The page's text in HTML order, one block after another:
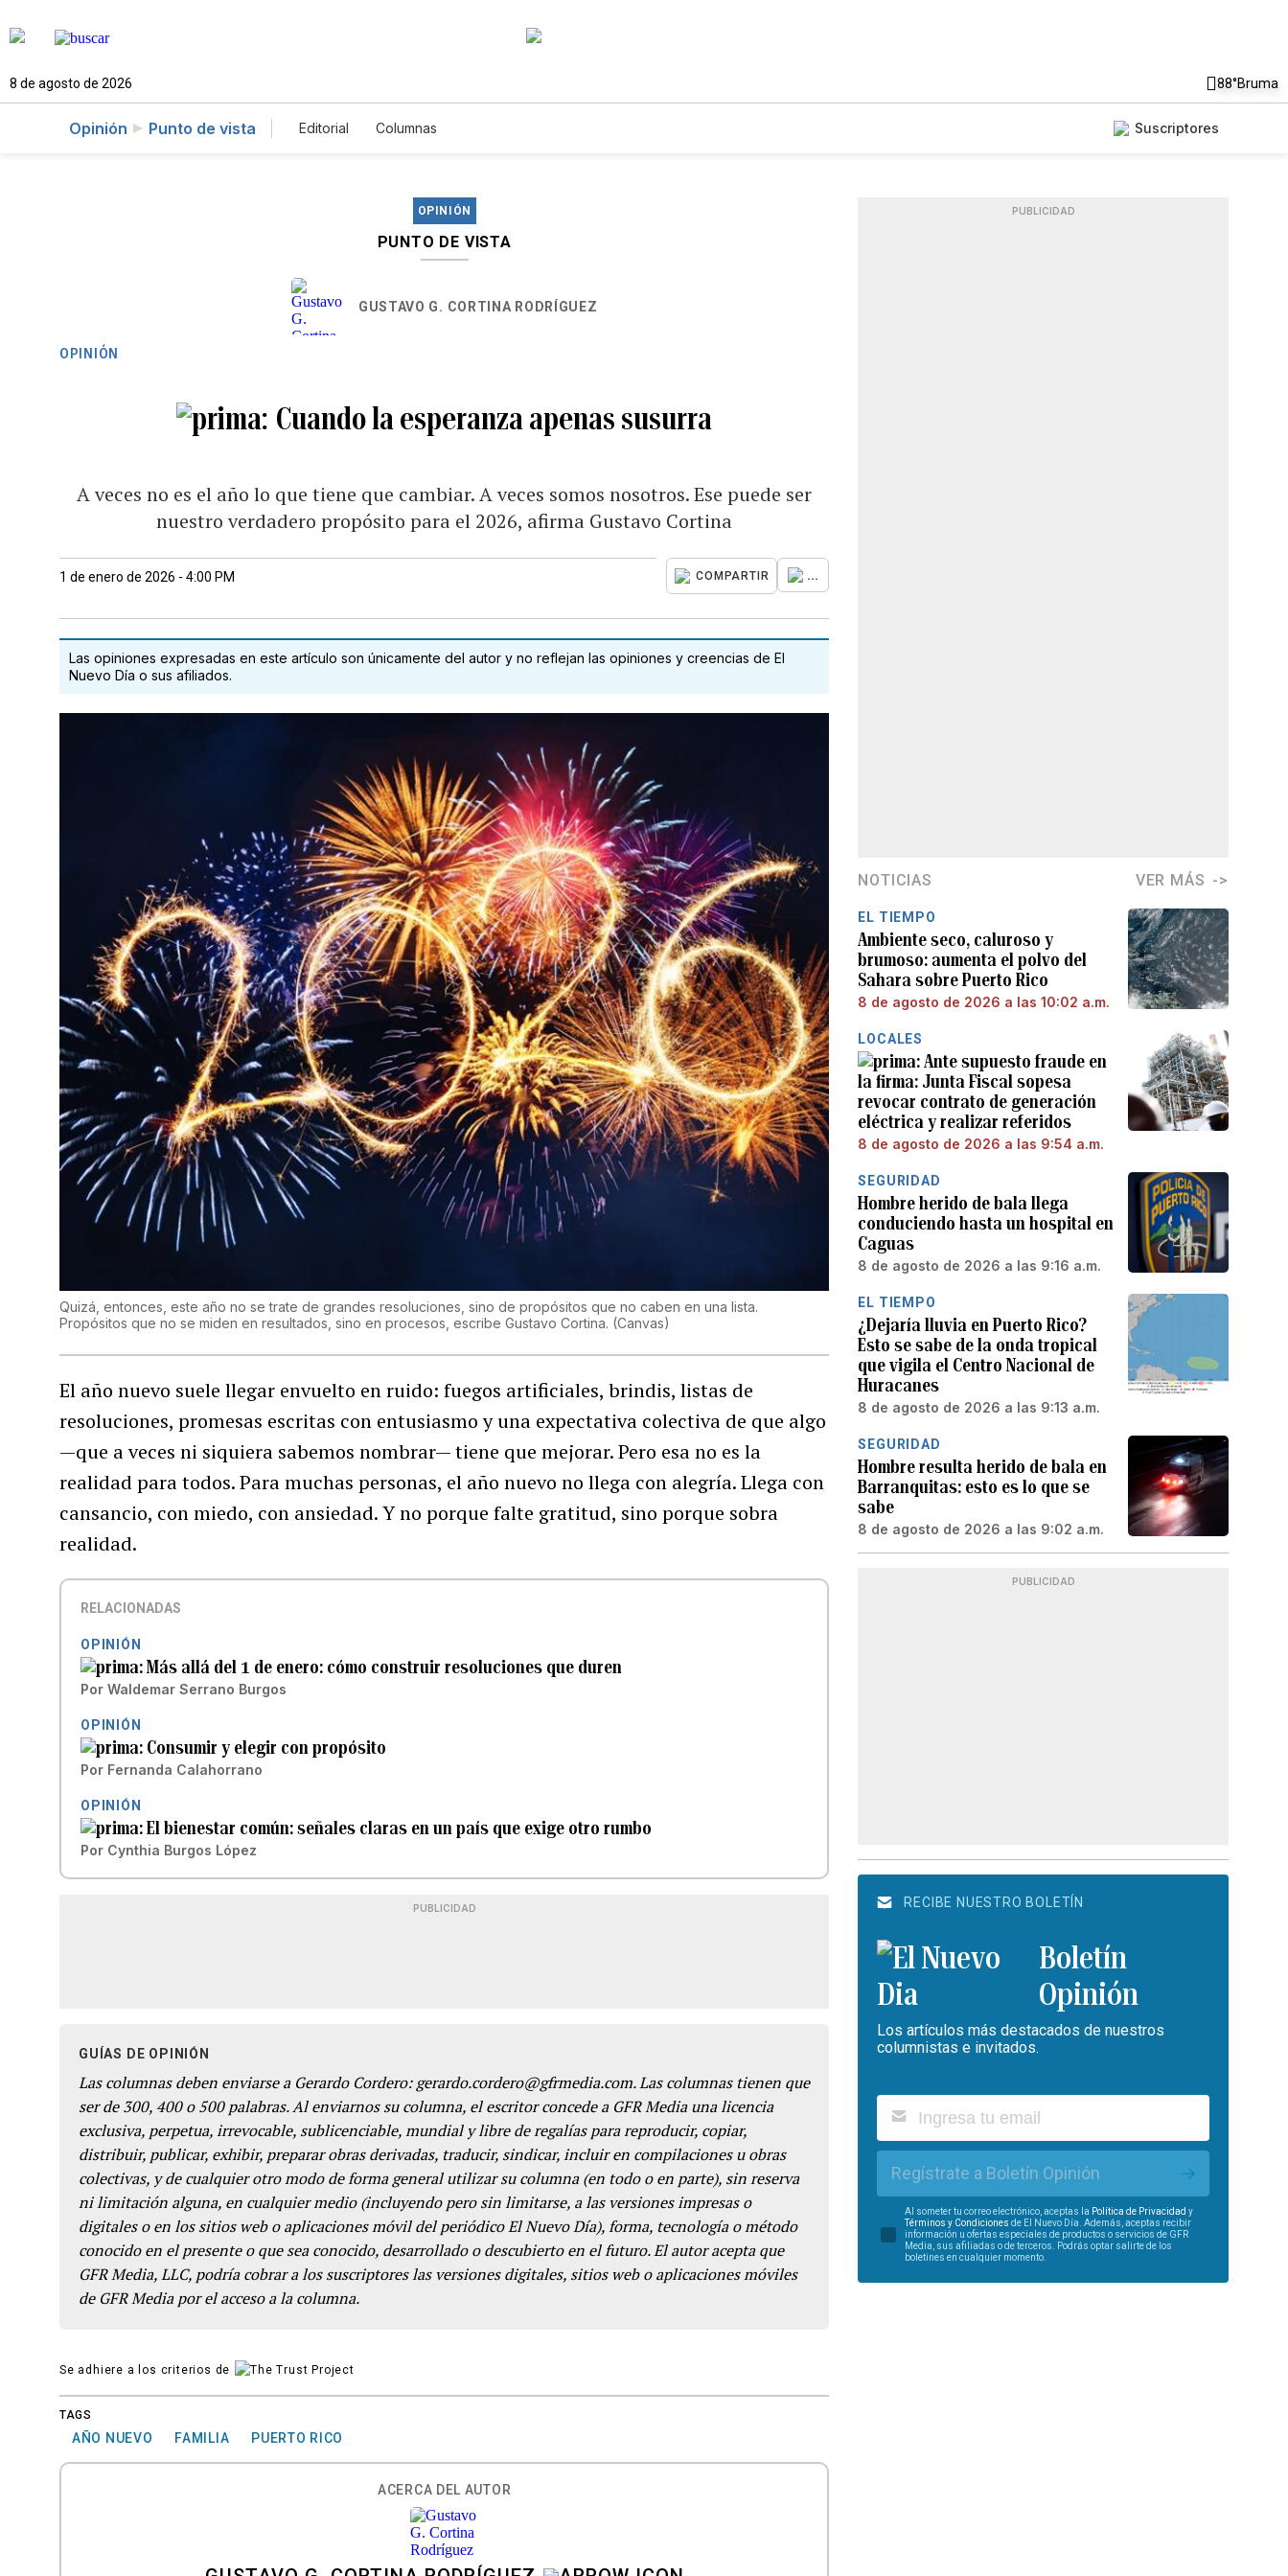
8 de agosto de 2026 88°Bruma
Opinión Punto de vista Editorial Columnas Suscriptores
OPINIÓN
PUNTO DE VISTA
GUSTAVO G. CORTINA RODRÍGUEZ
OPINIÓN
Cuando la esperanza apenas susurra
A veces no es el año lo que tiene que cambiar. A veces somos nosotros. Ese puede ser
nuestro verdadero propósito para el 2026, afirma Gustavo Cortina
1 de enero de 2026 - 4:00 PM COMPARTIR ...
Las opiniones expresadas en este artículo son únicamente del autor y no reflejan las opiniones y creencias de El
Nuevo Día o sus afiliados.
Quizá, entonces, este año no se trate de grandes resoluciones, sino de propósitos que no caben en una lista.
Propósitos que no se miden en resultados, sino en procesos, escribe Gustavo Cortina. (Canvas)
El año nuevo suele llegar envuelto en ruido: fuegos artificiales, brindis, listas de
resoluciones, promesas escritas con entusiasmo y una expectativa colectiva de que algo
—que a veces ni siquiera sabemos nombrar— tiene que mejorar. Pero esa no es la
realidad para todos. Para muchas personas, el año nuevo no llega con alegría. Llega con
cansancio, con miedo, con ansiedad. Y no porque falte gratitud, sino porque sobra
realidad.
RELACIONADAS
OPINIÓN
Más allá del 1 de enero: cómo construir resoluciones que duren
Por Waldemar Serrano Burgos
OPINIÓN
Consumir y elegir con propósito
Por Fernanda Calahorrano
OPINIÓN
El bienestar común: señales claras en un país que exige otro rumbo
Por Cynthia Burgos López
PUBLICIDAD
GUÍAS DE OPINIÓN
Las columnas deben enviarse a Gerardo Cordero: gerardo.cordero@gfrmedia.com. Las columnas tienen que
ser de 300, 400 o 500 palabras. Al enviarnos su columna, el escritor concede a GFR Media una licencia
exclusiva, perpetua, irrevocable, sublicenciable, mundial y libre de regalías para reproducir, copiar,
distribuir, publicar, exhibir, preparar obras derivadas, traducir, sindicar, incluir en compilaciones u obras
colectivas, y de cualquier otro modo de forma general utilizar su columna (en todo o en parte), sin reserva
ni limitación alguna, en cualquier medio (incluyendo pero sin limitarse, a las versiones impresas o
digitales o en los sitios web o aplicaciones móvil del periódico El Nuevo Día), forma, tecnología o método
conocido en el presente o que sea conocido, desarrollado o descubierto en el futuro. El autor acepta que
GFR Media, LLC, podría cobrar a los suscriptores las versiones digitales, sitios web o aplicaciones móviles
de GFR Media por el acceso a la columna.
Se adhiere a los criterios de
TAGS
AÑO NUEVO FAMILIA PUERTO RICO
ACERCA DEL AUTOR
PUBLICIDAD
NOTICIAS VER MÁS
EL TIEMPO
Ambiente seco, caluroso y
brumoso: aumenta el polvo del
Sahara sobre Puerto Rico
8 de agosto de 2026 a las 10:02 a.m.
LOCALES
Ante supuesto fraude en
la firma: Junta Fiscal sopesa
revocar contrato de generación
eléctrica y realizar referidos
8 de agosto de 2026 a las 9:54 a.m.
SEGURIDAD
Hombre herido de bala llega
conduciendo hasta un hospital en
Caguas
8 de agosto de 2026 a las 9:16 a.m.
EL TIEMPO
¿Dejaría lluvia en Puerto Rico?
Esto se sabe de la onda tropical
que vigila el Centro Nacional de
Huracanes
8 de agosto de 2026 a las 9:13 a.m.
SEGURIDAD
Hombre resulta herido de bala en
Barranquitas: esto es lo que se
sabe
8 de agosto de 2026 a las 9:02 a.m.
PUBLICIDAD
RECIBE NUESTRO BOLETÍN
Boletín
Opinión
Los artículos más destacados de nuestros
columnistas e invitados.
Regístrate a Boletín Opinión
Al someter tu correo electrónico, aceptas la Política de Privacidad y
Términos y Condiciones de El Nuevo Día. Además, aceptas recibir
información u ofertas especiales de productos o servicios de GFR
Media, sus afiliadas o de terceros. Podrás optar salirte de los
boletines en cualquier momento.